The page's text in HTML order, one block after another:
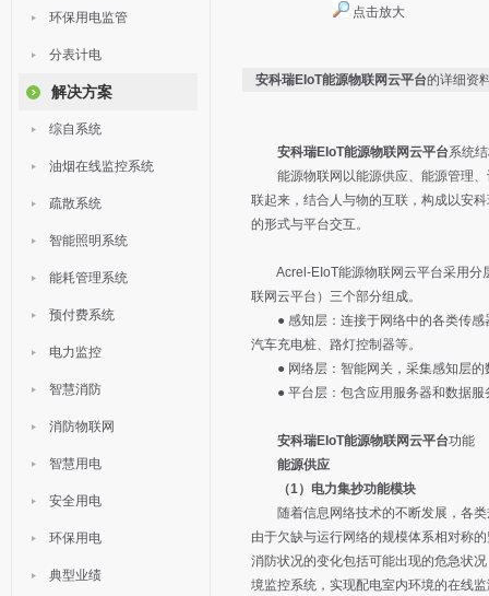
环保用电监管
分表计电
解决方案
综自系统
油烟在线监控系统
疏散系统
智能照明系统
能耗管理系统
预付费系统
电力监控
智慧消防
消防物联网
智慧用电
安全用电
环保用电
典型业绩
点击放大
安科瑞EIoT能源物联网云平台的详细资
安科瑞EIoT能源物联网云平台系统
能源物联网以能源供应、能源管理、
联起来，结合人与物的互联，构成以安
的形式与平台交互。
Acrel-EIoT能源物联网云平台采用分
联网云平台）三个部分组成。
● 感知层：连接于网络中的各类传感
汽车充电桩、路灯控制器等。
● 网络层：智能网关，采集感知层的
● 平台层：包含应用服务器和数据服
安科瑞EIoT能源物联网云平台功能
能源供应
（1）电力集抄功能模块
随着信息网络技术的不断发展，各类
由于欠缺与运行网络的规模体系相对称
消防状况的变化包括可能出现的危急状
境监控系统，实现配电室内环境的在线